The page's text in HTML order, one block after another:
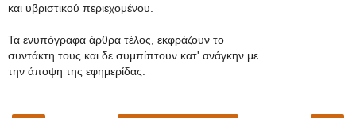
και υβριστικού περιεχομένου.
Τα ενυπόγραφα άρθρα τέλος, εκφράζουν το
συντάκτη τους και δε συμπίπτουν κατ' ανάγκην με
την άποψη της εφημερίδας.